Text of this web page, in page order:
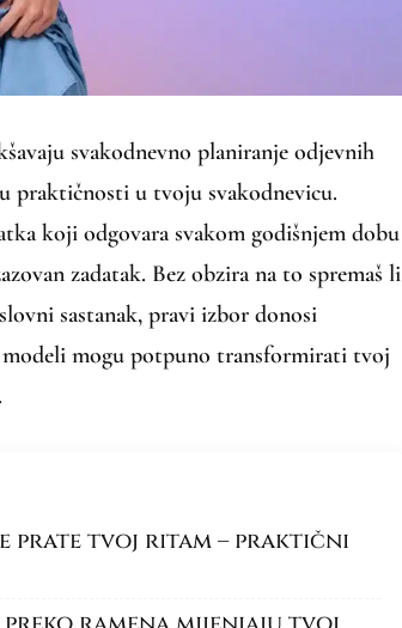
svakodnevno planiranje odjevnih
praktičnosti u tvoju svakodnevicu.
koji odgovara svakom godišnjem dobu
zadatak. Bez obzira na to spremaš li
sastanak, pravi izbor donosi
mogu potpuno transformirati tvoj
prate tvoj ritam – praktični